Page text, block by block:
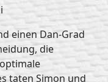
einen Dan-Grad
die
taten Simon und